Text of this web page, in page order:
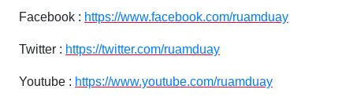
Facebook : https://www.facebook.com/ruamduay
Twitter : https://twitter.com/ruamduay
Youtube : https://www.youtube.com/ruamduay